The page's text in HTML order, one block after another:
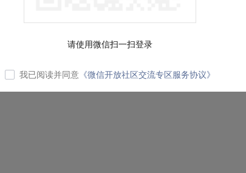
请使用微信扫一扫登录
我已阅读并同意 《微信开放社区交流专区服务协议》